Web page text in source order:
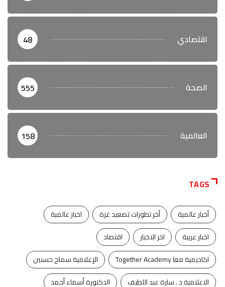
اقتصادي 48
الصحة 555
العالمية 158
TAGS
أخبار عالمية أخر تطورات تصعيد غزة
اخبار عالمية
اخبار عربية
اخر الاخبار
اقتصاد
اكاديمية معا Together Academy
الإعلامية سماح حسنين
الاعلامية د . سارة عبد اللطيف
الدكتورة أسماء أحمد